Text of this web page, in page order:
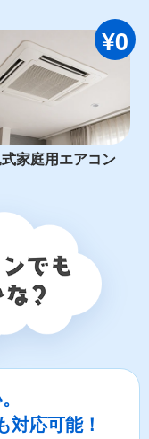
¥0
家庭用エアコン
対応可能！